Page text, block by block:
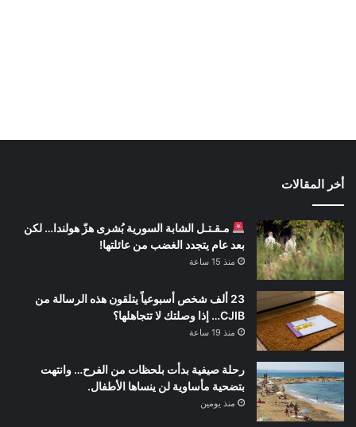
أخر المقالات
مـقـتـل الشابة السورية بُشرى هزّ هولندا… لكن
بعد عام يتجدد الغضب من عائلتها!
منذ 15 ساعة
23 ألف شخص أسبوعياً يتلقون هذه الرسالة من
CJIB… إذا وصلتك لا تتجاهلها؟
منذ 19 ساعة
رحلة صيفية بدأت بلحظات من الفرح… وانتهت
بتضحية مأساوية لن ينساها الأطفال.
منذ يومين